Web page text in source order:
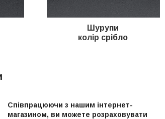
Шурупи
колір срібло
Співпрацюючи з нашим інтернет-
магазином, ви можете розраховувати